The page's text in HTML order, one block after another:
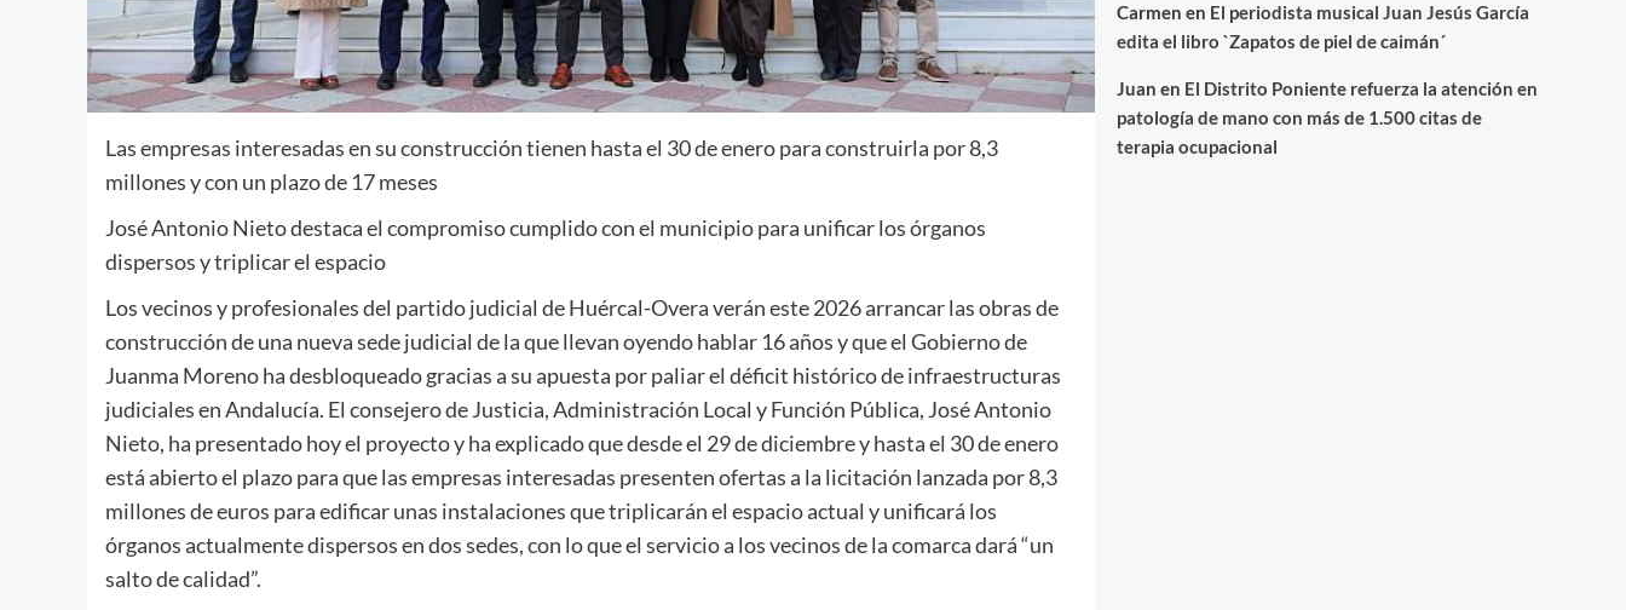
Las empresas interesadas en su construcción tienen hasta el 30 de enero para construirla por 8,3
millones y con un plazo de 17 meses
José Antonio Nieto destaca el compromiso cumplido con el municipio para unificar los órganos
dispersos y triplicar el espacio
Los vecinos y profesionales del partido judicial de Huércal-Overa verán este 2026 arrancar las obras de
construcción de una nueva sede judicial de la que llevan oyendo hablar 16 años y que el Gobierno de
Juanma Moreno ha desbloqueado gracias a su apuesta por paliar el déficit histórico de infraestructuras
judiciales en Andalucía. El consejero de Justicia, Administración Local y Función Pública, José Antonio
Nieto, ha presentado hoy el proyecto y ha explicado que desde el 29 de diciembre y hasta el 30 de enero
está abierto el plazo para que las empresas interesadas presenten ofertas a la licitación lanzada por 8,3
millones de euros para edificar unas instalaciones que triplicarán el espacio actual y unificará los
órganos actualmente dispersos en dos sedes, con lo que el servicio a los vecinos de la comarca dará “un
salto de calidad”.
Carmen en El periodista musical Juan Jesús García
edita el libro `Zapatos de piel de caimán´
Juan en El Distrito Poniente refuerza la atención en
patología de mano con más de 1.500 citas de
terapia ocupacional